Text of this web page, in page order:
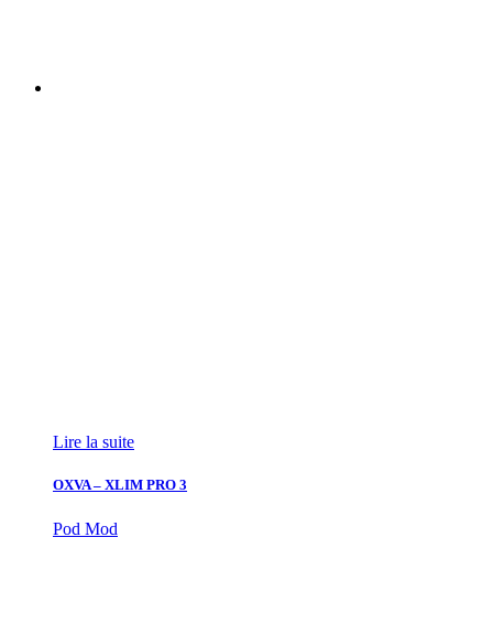
Lire la suite
OXVA – XLIM PRO 3
Pod Mod